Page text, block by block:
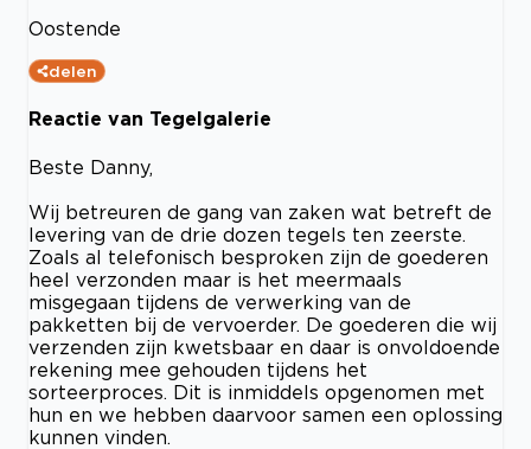
Oostende
delen
Reactie van Tegelgalerie
Beste Danny,
Wij betreuren de gang van zaken wat betreft de
levering van de drie dozen tegels ten zeerste.
Zoals al telefonisch besproken zijn de goederen
heel verzonden maar is het meermaals
misgegaan tijdens de verwerking van de
pakketten bij de vervoerder. De goederen die wij
verzenden zijn kwetsbaar en daar is onvoldoende
rekening mee gehouden tijdens het
sorteerproces. Dit is inmiddels opgenomen met
hun en we hebben daarvoor samen een oplossing
kunnen vinden.